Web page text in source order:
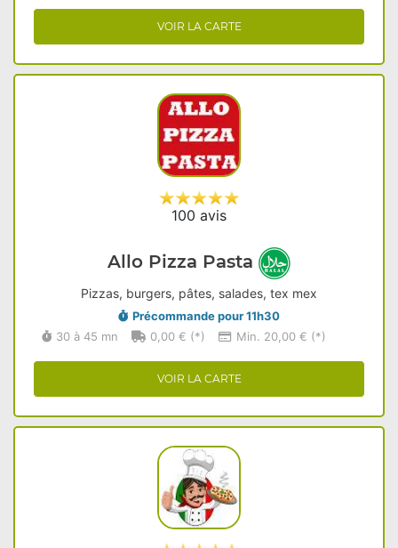
VOIR LA CARTE
100 avis
Allo Pizza Pasta
Pizzas, burgers, pâtes, salades, tex mex
Précommande pour 11h30
30 à 45 mn
0,00 € (*) Min. 20,00 € (*)
VOIR LA CARTE